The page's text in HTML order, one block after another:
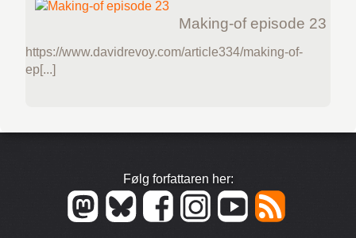
Making-of episode 23
https://www.davidrevoy.com/article334/making-of-
ep[...]
Følg forfattaren her: